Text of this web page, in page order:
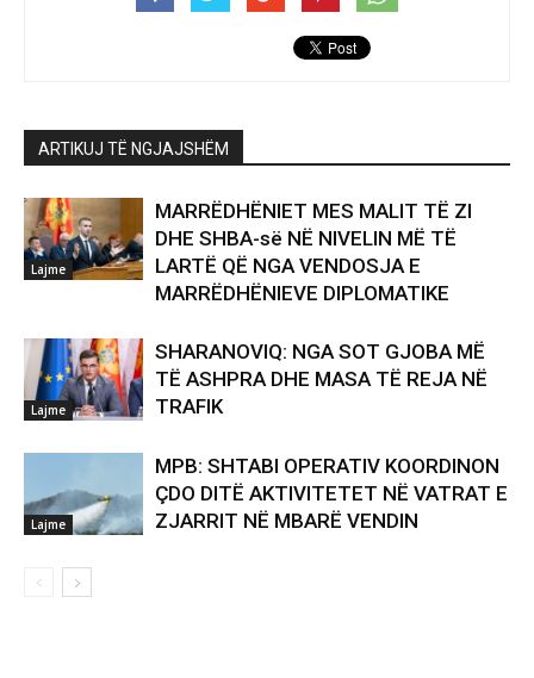
ARTIKUJ TË NGJAJSHËM
Lajme
MARRËDHËNIET MES MALIT TË ZI
DHE SHBA-së NË NIVELIN MË TË
LARTË QË NGA VENDOSJA E
MARRËDHËNIEVE DIPLOMATIKE
Lajme
SHARANOVIQ: NGA SOT GJOBA MË
TË ASHPRA DHE MASA TË REJA NË
TRAFIK
Lajme
MPB: SHTABI OPERATIV KOORDINON
ÇDO DITË AKTIVITETET NË VATRAT E
ZJARRIT NË MBARË VENDIN